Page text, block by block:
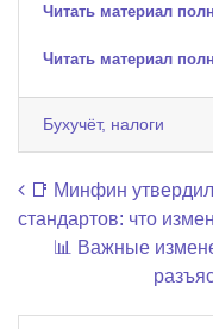
Читать материал
Читать материал
Бухучёт, налоги
Навигация
📑 Минфин
стандартов: что
📊 Важные